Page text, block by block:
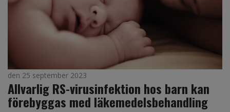
den 25 september 2023
Allvarlig RS-virusinfektion hos barn kan
förebyggas med läkemedelsbehandling